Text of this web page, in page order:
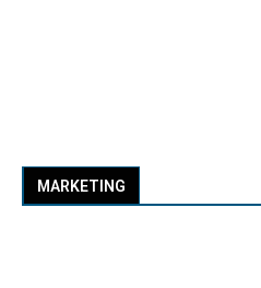
MARKETING